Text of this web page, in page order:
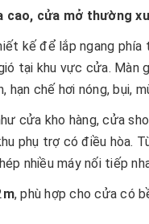
cao, cửa mở thường
kế để lắp ngang phía
tại khu vực cửa.
chế hơi nóng, bụi,
cửa kho hàng, cửa
phụ trợ có điều hòa.
nhiều máy nối tiếp
m, phù hợp cho cửa có